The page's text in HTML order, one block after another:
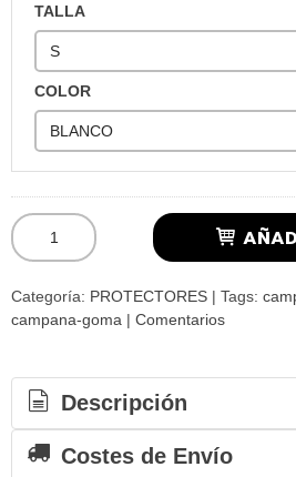
TALLA
COLOR
Categoría: PROTECTORES | Tags:
campana-goma | Comentarios
Descripción
Costes de Envío